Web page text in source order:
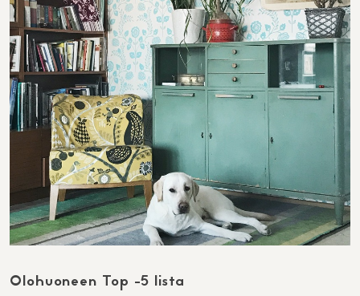
Olohuoneen Top -5 lista